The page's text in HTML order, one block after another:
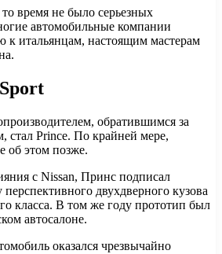
время не было серьезных
автомобильные компании
к итальянцам, настоящим мастерам
обратившимся за
стал Prince. По крайней мере,
об этом позже.
с Nissan, Принс подписал
перспективного двухдверного кузова
класса. В том же году прототип был
автосалоне.
оказался чрезвычайно